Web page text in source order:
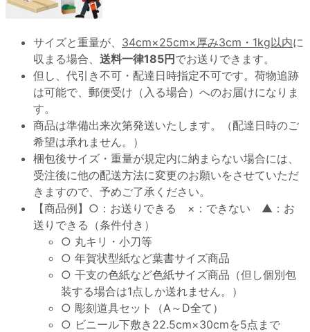
サイズと重量が、 34cm×25cm×厚み3cm・1kg以内に
収まる場合、 送料一律185円 でお送りできます。
但し、代引き不可・配達日時指定不可です。荷物追跡
は可能で、郵便受け（入る場合）へのお届けになりま
す。
商品は準備出来次第発送いたします。（配達日時のご
希望は承れません。）
梱包後サイズ・重量が規定内に納まらない場合には、
受注後に他の配送方法に変更のお願いをさせていただ
きますので、予めご了承ください。
【商品例】○：お送りできる ×：できない ▲：お
送りできる（条件付き）
○ 丸キリ・小刀等
○ 年賀状型紙など葉書サイズ商品
○ 干支の色紙など色紙サイズ商品（但し個別包
装する場合は1点しか送れません。）
○ 彫刻道具セット（A～D全て）
○ ビニール下敷き22.5cm×30cmを5点まで